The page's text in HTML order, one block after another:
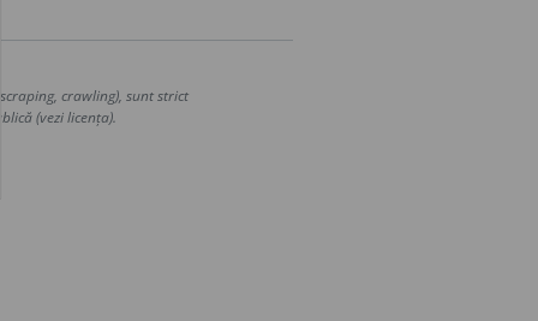
crawling), sunt strict
(vezi licența).